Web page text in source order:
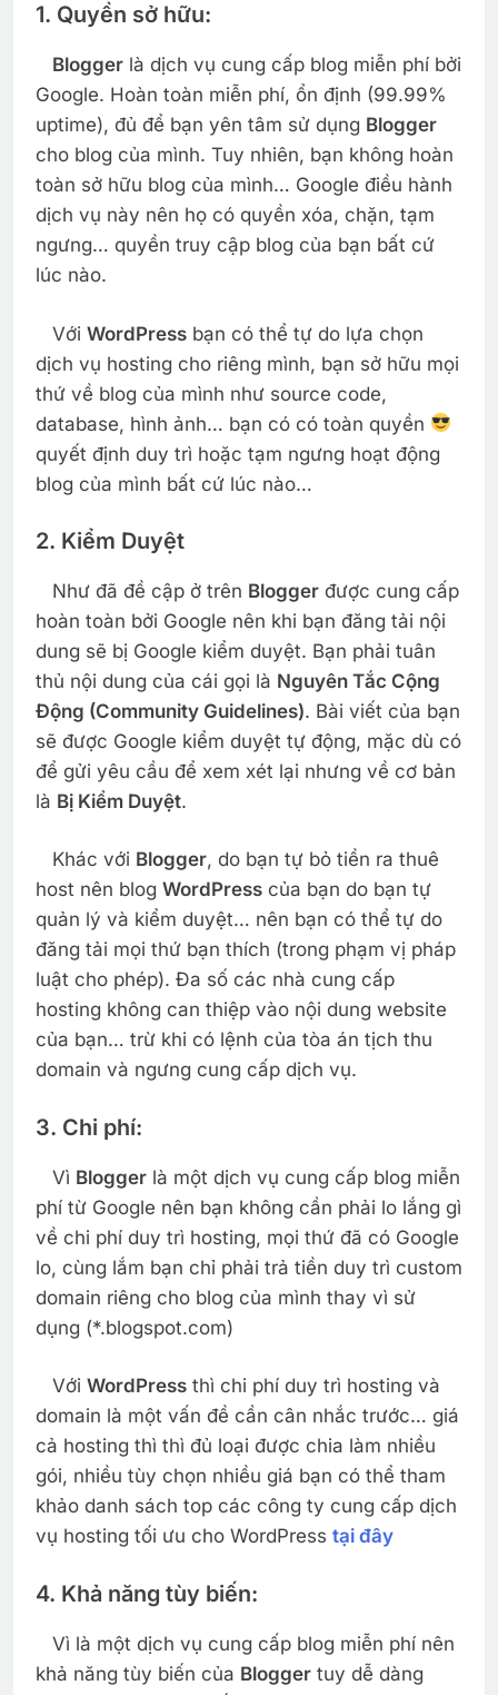
1. Quyền sở hữu:
Blogger là dịch vụ cung cấp blog miễn phí bởi
Google. Hoàn toàn miễn phí, ổn định (99.99%
uptime), đủ để bạn yên tâm sử dụng Blogger
cho blog của mình. Tuy nhiên, bạn không hoàn
toàn sở hữu blog của mình… Google điều hành
dịch vụ này nên họ có quyền xóa, chặn, tạm
ngưng… quyền truy cập blog của bạn bất cứ
lúc nào.
Với WordPress bạn có thể tự do lựa chọn
dịch vụ hosting cho riêng mình, bạn sở hữu mọi
thứ về blog của mình như source code,
database, hình ảnh… bạn có có toàn quyền
quyết định duy trì hoặc tạm ngưng hoạt động
blog của mình bất cứ lúc nào…
2. Kiểm Duyệt
Như đã đề cập ở trên Blogger được cung cấp
hoàn toàn bởi Google nên khi bạn đăng tải nội
dung sẽ bị Google kiểm duyệt. Bạn phải tuân
thủ nội dung của cái gọi là Nguyên Tắc Cộng
Động (Community Guidelines). Bài viết của bạn
sẽ được Google kiểm duyệt tự động, mặc dù có
để gửi yêu cầu để xem xét lại nhưng về cơ bản
là Bị Kiểm Duyệt.
Khác với Blogger, do bạn tự bỏ tiền ra thuê
host nên blog WordPress của bạn do bạn tự
quản lý và kiểm duyệt… nên bạn có thể tự do
đăng tải mọi thứ bạn thích (trong phạm vị pháp
luật cho phép). Đa số các nhà cung cấp
hosting không can thiệp vào nội dung website
của bạn… trừ khi có lệnh của tòa án tịch thu
domain và ngưng cung cấp dịch vụ.
3. Chi phí:
Vì Blogger là một dịch vụ cung cấp blog miễn
phí từ Google nên bạn không cần phải lo lắng gì
về chi phí duy trì hosting, mọi thứ đã có Google
lo, cùng lắm bạn chỉ phải trả tiền duy trì custom
domain riêng cho blog của mình thay vì sử
dụng (*.blogspot.com)
Với WordPress thì chi phí duy trì hosting và
domain là một vấn đề cần cân nhắc trước… giá
cả hosting thì thì đủ loại được chia làm nhiều
gói, nhiều tùy chọn nhiều giá bạn có thể tham
khảo danh sách top các công ty cung cấp dịch
vụ hosting tối ưu cho WordPress tại đây
4. Khả năng tùy biến:
Vì là một dịch vụ cung cấp blog miễn phí nên
khả năng tùy biến của Blogger tuy dễ dàng